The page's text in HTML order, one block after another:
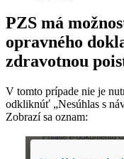
PZS má
opravného
zdravotnou
V tomto prípade nie je
odkliknúť „Nesúhlas s
Zobrazí sa oznam: